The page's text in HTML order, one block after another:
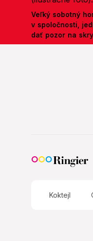
Veľký sobotný
v spoločnosti,
dať pozor na
Koktejl